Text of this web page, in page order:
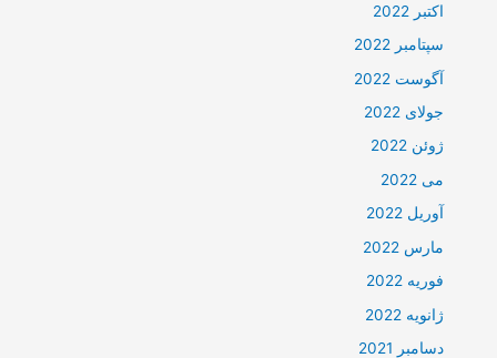
اکتبر 2022
سپتامبر 2022
آگوست 2022
جولای 2022
ژوئن 2022
می 2022
آوریل 2022
مارس 2022
فوریه 2022
ژانویه 2022
دسامبر 2021